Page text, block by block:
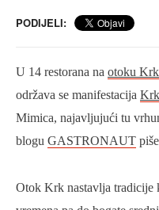
PODIJELI:
U 14 restorana na otoku
održava se manifestacija
Mimica, najavljujući tu
blogu GASTRONAUT
Otok Krk nastavlja tradicije